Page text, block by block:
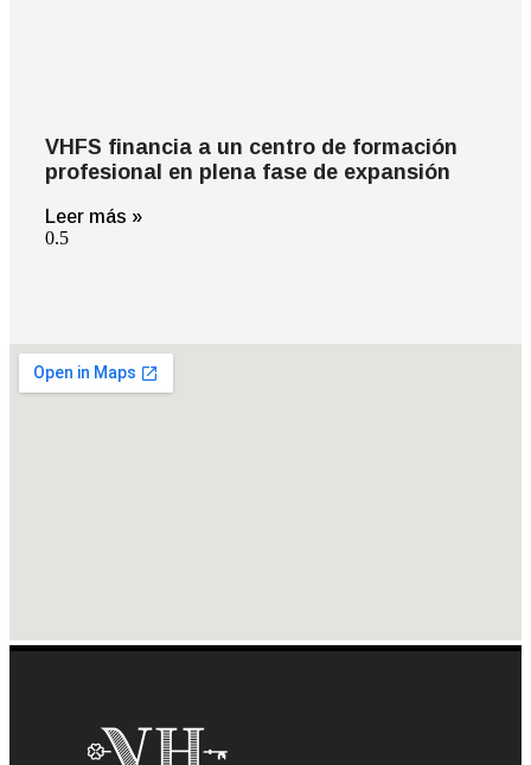
VHFS financia a un centro de formación
profesional en plena fase de expansión
Leer más »